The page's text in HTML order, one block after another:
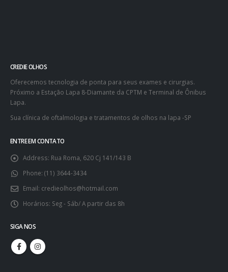
CREDIE OLHOS
Oferecemos tecnologia de ponta para seus exames e cirurgias.
Próximo a Estação Lapa 8-Diamante da CPTM e Terminal de Ônibus
Lapa.
Sua clínica de oftalmologia e tratamentos de olhos na lapa -SP
ENTRE EM CONTATO
Address: Rua Roma, 620 Cj 141/143 B
Phone: (11) 3644-3434
Email: credieolhos@hotmail.com
Horários: Seg - Sáb/ A partir das 8h
SIGA NOS